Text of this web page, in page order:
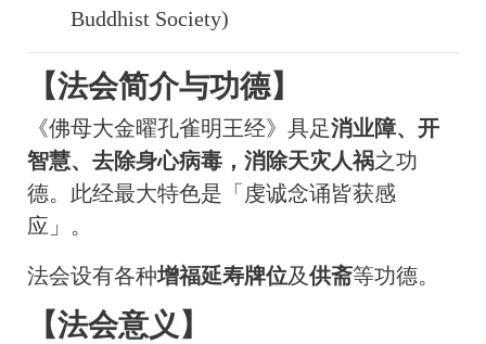
Buddhist Society)
【法会简介与功德】
《佛母大金曜孔雀明王经》具足消业障、开
智慧、去除身心病毒，消除天灾人祸之功
德。此经最大特色是「虔诚念诵皆获感
应」。
法会设有各种增福延寿牌位及供斋等功德。
【法会意义】